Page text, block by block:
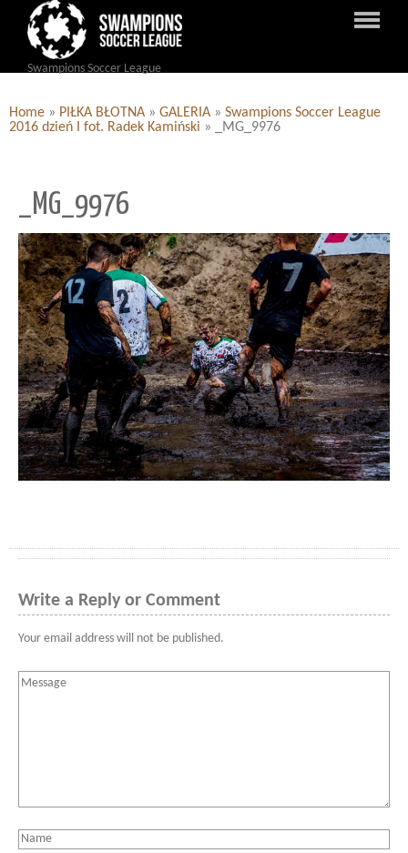
Swampions Soccer League
Home » PIŁKA BŁOTNA » GALERIA » Swampions Soccer League
2016 dzień I fot. Radek Kamiński » _MG_9976
_MG_9976
Write a Reply or Comment
Your email address will not be published.